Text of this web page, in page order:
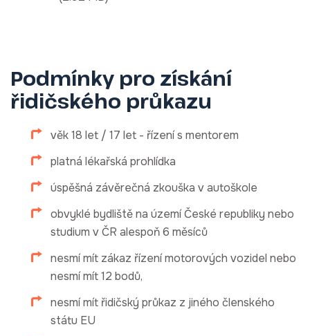
Podmínky pro získání
řidičského průkazu
věk 18 let / 17 let - řízení s mentorem
platná lékařská prohlídka
úspěšná závěrečná zkouška v autoškole
obvyklé bydliště na území České republiky nebo
studium v ČR alespoň 6 měsíců
nesmí mít zákaz řízení motorových vozidel nebo
nesmí mít 12 bodů,
nesmí mít řidičský průkaz z jiného členského
státu EU